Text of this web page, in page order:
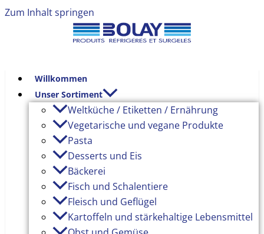
Zum Inhalt springen
Willkommen
Unser Sortiment
Weltküche / Etiketten / Ernährung
Vegetarische und vegane Produkte
Pasta
Desserts und Eis
Bäckerei
Fisch und Schalentiere
Fleisch und Geflügel
Kartoffeln und stärkehaltige Lebensmittel